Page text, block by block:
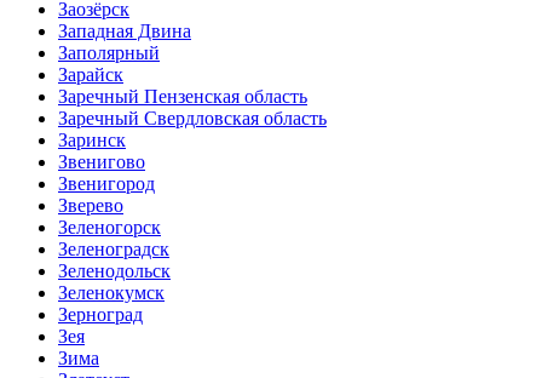
Заозёрск
Западная Двина
Заполярный
Зарайск
Заречный Пензенская область
Заречный Свердловская область
Заринск
Звенигово
Звенигород
Зверево
Зеленогорск
Зеленоградск
Зеленодольск
Зеленокумск
Зерноград
Зея
Зима